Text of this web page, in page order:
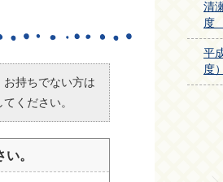
持ちでない方は
ください。
。
清
度
平
度